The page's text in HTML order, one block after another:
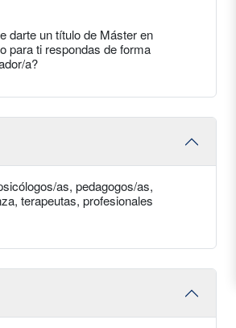
darte un título de Máster en
para ti respondas de forma
a?
as, pedagogos/as,
terapeutas, profesionales